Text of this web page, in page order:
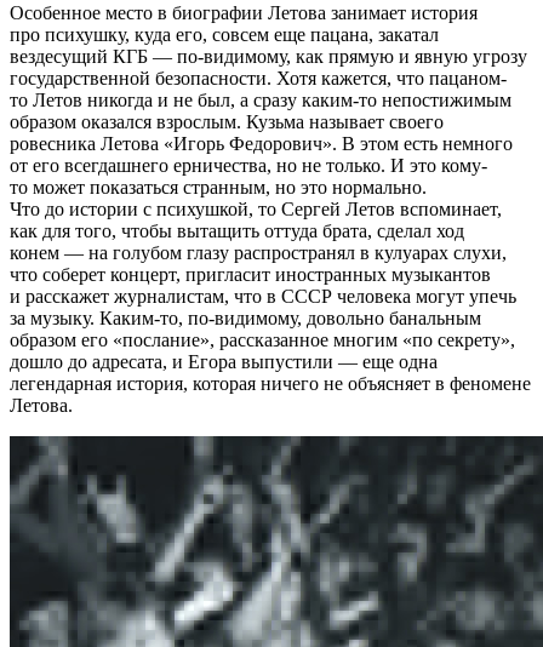
Особенное место в биографии Летова занимает история
про психушку, куда его, совсем еще пацана, закатал
вездесущий КГБ — по-видимому, как прямую и явную угрозу
государственной безопасности. Хотя кажется, что пацаном-
то Летов никогда и не был, а сразу каким-то непостижимым
образом оказался взрослым. Кузьма называет своего
ровесника Летова «Игорь Федорович». В этом есть немного
от его всегдашнего ерничества, но не только. И это кому-
то может показаться странным, но это нормально.
Что до истории с психушкой, то Сергей Летов вспоминает,
как для того, чтобы вытащить оттуда брата, сделал ход
конем — на голубом глазу распространял в кулуарах слухи,
что соберет концерт, пригласит иностранных музыкантов
и расскажет журналистам, что в СССР человека могут упечь
за музыку. Каким-то, по-видимому, довольно банальным
образом его «послание», рассказанное многим «по секрету»,
дошло до адресата, и Егора выпустили — еще одна
легендарная история, которая ничего не объясняет в феномене
Летова.